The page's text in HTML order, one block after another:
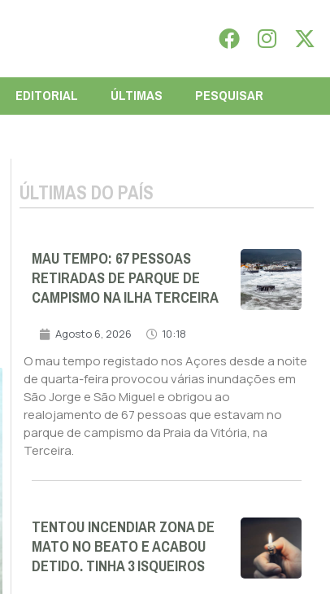
EDITORIAL ÚLTIMAS PESQUISAR
ÚLTIMAS DO PAÍS
MAU TEMPO: 67 PESSOAS
RETIRADAS DE PARQUE DE
CAMPISMO NA ILHA TERCEIRA
Agosto 6, 2026 10:18
O mau tempo registado nos Açores desde a noite
de quarta-feira provocou várias inundações em
São Jorge e São Miguel e obrigou ao
realojamento de 67 pessoas que estavam no
parque de campismo da Praia da Vitória, na
Terceira.
TENTOU INCENDIAR ZONA DE
MATO NO BEATO E ACABOU
DETIDO. TINHA 3 ISQUEIROS